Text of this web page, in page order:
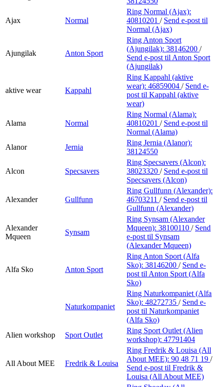
Ajax Normal
Ring Normal (Ajax):
40810201 / Send e-post til
Normal (Ajax)
Ajungilak Anton Sport
Ring Anton Sport
(Ajungilak): 38146200 /
Send e-post til Anton Sport
(Ajungilak)
aktive wear Kappahl
Ring Kappahl (aktive
wear): 46859004 / Send e-
post til Kappahl (aktive
wear)
Alama Normal
Ring Normal (Alama):
40810201 / Send e-post til
Normal (Alama)
Alanor
Jernia
Ring Jernia (Alanor):
38124550
Alcon Specsavers
Ring Specsavers (Alcon):
38023320 / Send e-post til
Specsavers (Alcon)
Alexander Gullfunn
Ring Gullfunn (Alexander):
46703211 / Send e-post til
Gullfunn (Alexander)
Alexander
Mqueen
Synsam
Ring Synsam (Alexander
Mqueen): 38100110 / Send
e-post til Synsam
(Alexander Mqueen)
Alfa Sko Anton Sport
Ring Anton Sport (Alfa
Sko): 38146200 / Send e-
post til Anton Sport (Alfa
Sko)
Naturkompaniet
Ring Naturkompaniet (Alfa
Sko): 48272735 / Send e-
post til Naturkompaniet
(Alfa Sko)
Alien workshop
Sport Outlet
Ring Sport Outlet (Alien
workshop): 47791404
All About MEE Fredrik & Louisa
Ring Fredrik & Louisa (All
About MEE): 90 48 71 19 /
Send e-post til Fredrik &
Louisa (All About MEE)